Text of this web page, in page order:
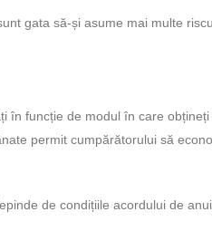
gata să-și asume mai multe
în funcție de modul în care
permit cumpărătorului să
de condițiile acordului de